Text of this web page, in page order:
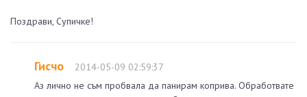
Поздрави, Супичке!
Гисчо
2014-05-09 02:59:37
Аз лично не съм пробвала да панирам коприва. Обработвате